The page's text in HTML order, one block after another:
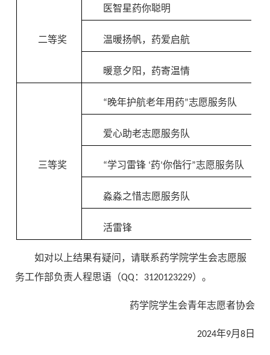
二等奖
医智星药你聪明
温暖扬帆，药爱启航
暖意夕阳，药寄温情
三等奖
“晚年护航老年用药”志愿服务队
爱心助老志愿服务队
“学习雷锋 ‘药’你偕行”志愿服务队
淼淼之惜志愿服务队
活雷锋
如对以上结果有疑问，请联系药学院学生会志愿服
务工作部负责人程思语（QQ：3120123229）。
药学院学生会青年志愿者协会
2024年9月8日